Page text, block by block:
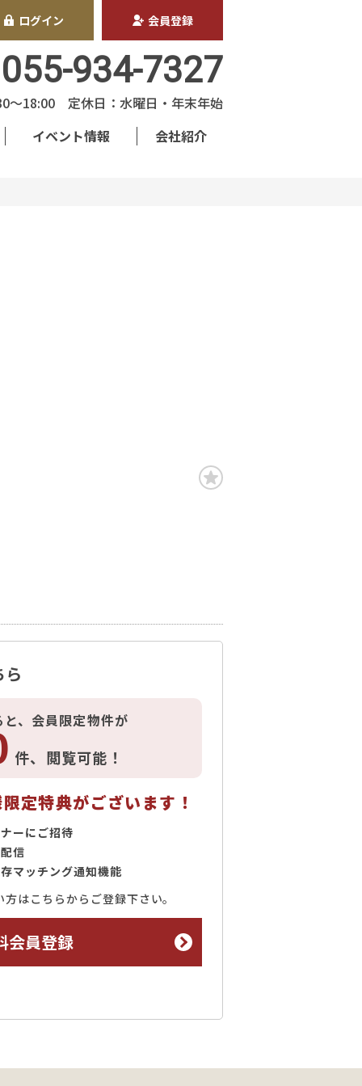
ログイン 会員登録
055-934-7327
〜18:00 定休日：水曜日・年末年始
イベント情報 会社紹介
ら
、会員限定物件が
件、 閲覧可能！
定特典がございます！
ーにご招待
信
マッチング通知機能
はこちらからご登録下さい。
会員登録